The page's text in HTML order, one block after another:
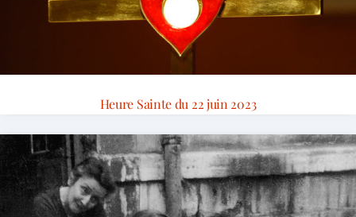
Heure Sainte du 22 juin 2023